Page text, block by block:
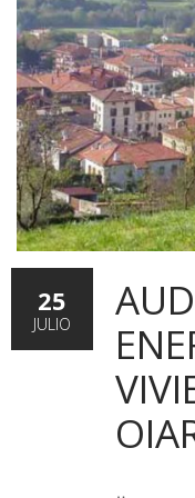
25
JULIO